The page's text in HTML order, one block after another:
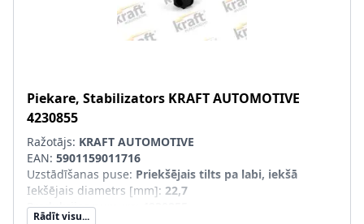
Piekare, Stabilizators KRAFT AUTOMOTIVE
4230855
Ražotājs: KRAFT AUTOMOTIVE
EAN: 5901159011716
Uzstādīšanas puse: Priekšējais tilts pa labi, iekšā
Iekšējais diametrs [mm]: 22,7
Produkcijas numurs
Rādīt visu...